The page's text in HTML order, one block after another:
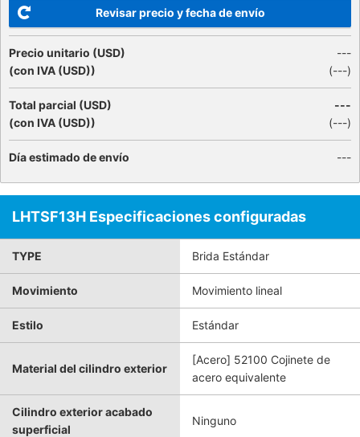
Revisar precio y fecha de envío
Precio unitario (USD)
(con IVA (USD))
---
(---)
Total parcial (USD)
(con IVA (USD))
---
(---)
Día estimado de envío ---
LHTSF13H Especificaciones configuradas
TYPE Brida Estándar
Movimiento Movimiento lineal
Estilo Estándar
Material del cilindro exterior
[Acero] 52100 Cojinete de
acero equivalente
Cilindro exterior acabado
superficial
Ninguno